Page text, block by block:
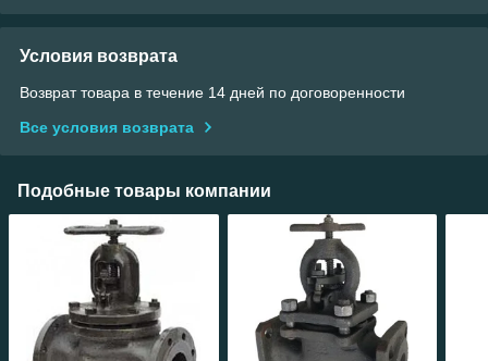
Условия возврата
Возврат товара в течение 14 дней по договоренности
Все условия возврата
Подобные товары компании